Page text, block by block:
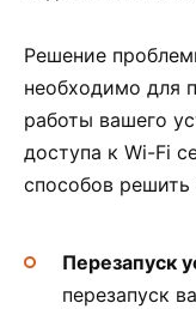
Решение
необходимо для
работы вашего
доступа к Wi-Fi
способов решить
Перезапуск
перезапуск